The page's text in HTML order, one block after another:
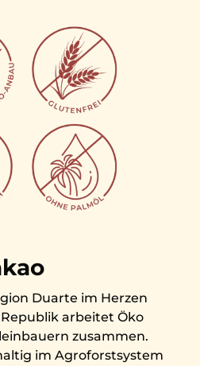
Duarte im Herzen
arbeitet Öko
zusammen.
im Agroforstsystem